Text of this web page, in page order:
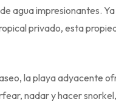
agua impresionantes.
privado, esta
la playa adyacente
nadar y hacer